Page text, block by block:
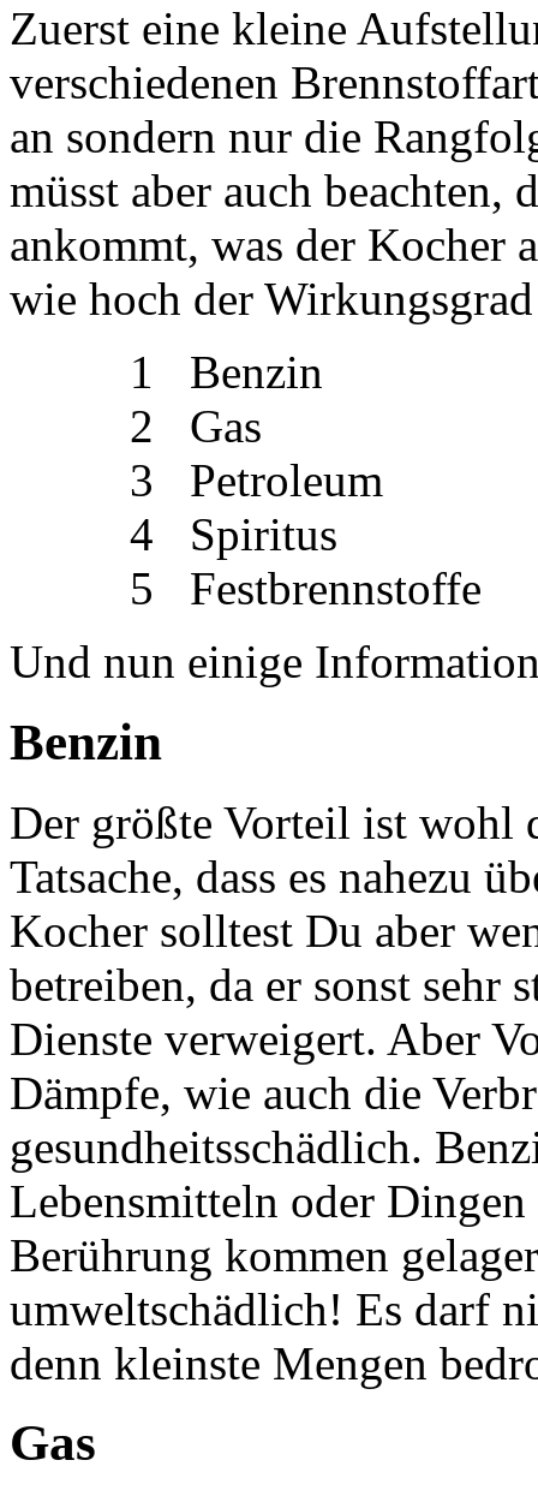
Zuerst eine kleine
verschiedenen
an sondern nur die
müsst aber auch beachten,
ankommt, was der Kocher
wie hoch der
1 Benzin
2 Gas
3 Petroleum
4 Spiritus
5 Festbrennstoffe
Und nun einige
Benzin
Der größte Vorteil ist wohl
Tatsache, dass es nahezu
Kocher solltest Du aber
betreiben, da er sonst sehr
Dienste verweigert. Aber
Dämpfe, wie auch die
gesundheitsschädlich.
Lebensmitteln oder
Berührung kommen
umweltschädlich! Es darf
denn kleinste Mengen
Gas